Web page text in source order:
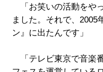
「お笑いの活動をや
ました。それで、2005
ン』に出たんです」
「テレビ東京で音楽